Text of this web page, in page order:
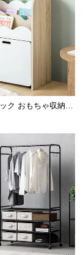
製品などコ
す。
ク おもちゃ収納